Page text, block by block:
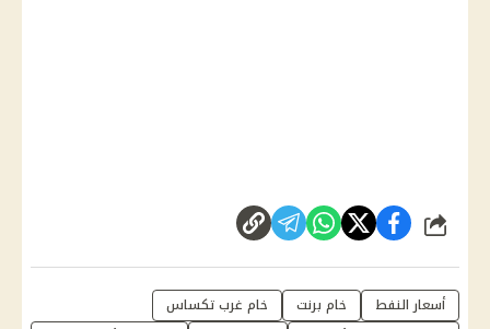
شارك
أسعار النفط خام برنت
خام غرب تكساس